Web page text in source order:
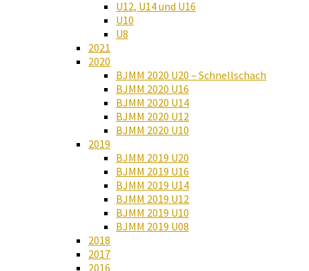
U12, U14 und U16
U10
U8
2021
2020
BJMM 2020 U20 – Schnellschach
BJMM 2020 U16
BJMM 2020 U14
BJMM 2020 U12
BJMM 2020 U10
2019
BJMM 2019 U20
BJMM 2019 U16
BJMM 2019 U14
BJMM 2019 U12
BJMM 2019 U10
BJMM 2019 U08
2018
2017
2016